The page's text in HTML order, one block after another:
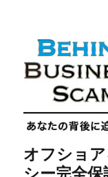
オフショ